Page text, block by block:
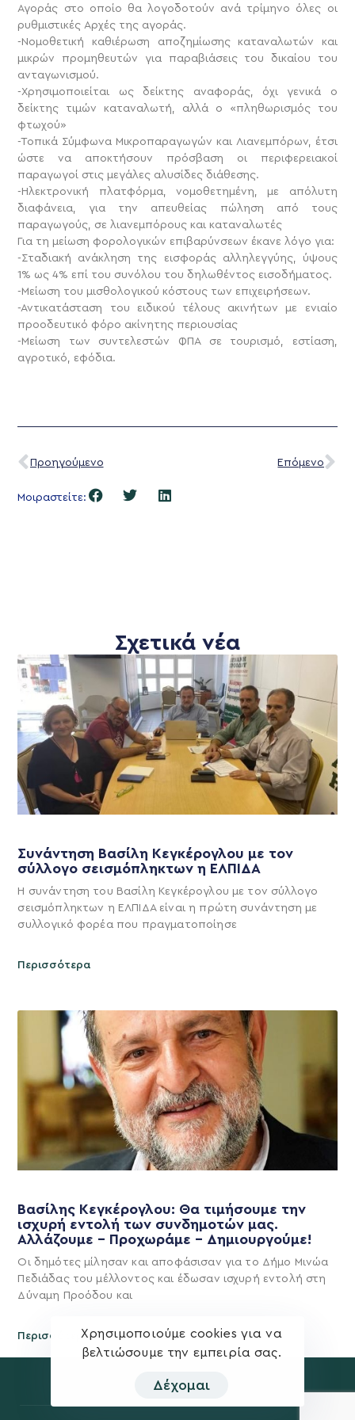
Αγοράς στο οποίο θα λογοδοτούν ανά τρίμηνο όλες οι
ρυθμιστικές Αρχές της αγοράς.
-Νομοθετική καθιέρωση αποζημίωσης καταναλωτών και
μικρών προμηθευτών για παραβιάσεις του δικαίου του
ανταγωνισμού.
-Χρησιμοποιείται ως δείκτης αναφοράς, όχι γενικά ο
δείκτης τιμών καταναλωτή, αλλά ο «πληθωρισμός του
φτωχού»
-Τοπικά Σύμφωνα Μικροπαραγωγών και Λιανεμπόρων, έτσι
ώστε να αποκτήσουν πρόσβαση οι περιφερειακοί
παραγωγοί στις μεγάλες αλυσίδες διάθεσης.
-Ηλεκτρονική πλατφόρμα, νομοθετημένη, με απόλυτη
διαφάνεια, για την απευθείας πώληση από τους
παραγωγούς, σε λιανεμπόρους και καταναλωτές
Για τη μείωση φορολογικών επιβαρύνσεων έκανε λόγο για:
-Σταδιακή ανάκληση της εισφοράς αλληλεγγύης, ύψους
1% ως 4% επί του συνόλου του δηλωθέντος εισοδήματος.
-Μείωση του μισθολογικού κόστους των επιχειρήσεων.
-Αντικατάσταση του ειδικού τέλους ακινήτων με ενιαίο
προοδευτικό φόρο ακίνητης περιουσίας
-Μείωση των συντελεστών ΦΠΑ σε τουρισμό, εστίαση,
αγροτικό, εφόδια.
Προηγούμενο Επόμενο
Μοιραστείτε:
Σχετικά νέα
Συνάντηση Βασίλη Κεγκέρογλου με τον
σύλλογο σεισμόπληκτων η ΕΛΠΙΔΑ
Η συνάντηση του Βασίλη Κεγκέρογλου με τον σύλλογο
σεισμόπληκτων η ΕΛΠΙΔΑ είναι η πρώτη συνάντηση με
συλλογικό φορέα που πραγματοποίησε
Περισσότερα
Βασίλης Κεγκέρογλου: Θα τιμήσουμε την
ισχυρή εντολή των συνδημοτών μας.
Αλλάζουμε – Προχωράμε – Δημιουργούμε!
Οι δημότες μίλησαν και αποφάσισαν για το Δήμο Μινώα
Πεδιάδας του μέλλοντος και έδωσαν ισχυρή εντολή στη
Δύναμη Προόδου και
ΠερισσότεραΧρησιμοποιούμε cookies για να
βελτιώσουμε την εμπειρία σας.
Δέχομαι